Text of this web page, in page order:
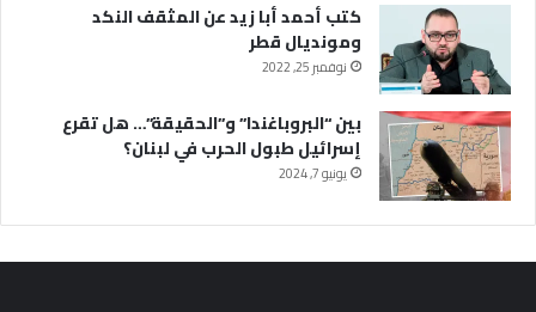
كتب أحمد أبا زيد عن المثقف النكد
ومونديال قطر
نوفمبر 25, 2022
بين “البروباغندا” و”الحقيقة”… هل تقرع
إسرائيل طبول الحرب في لبنان؟
يونيو 7, 2024